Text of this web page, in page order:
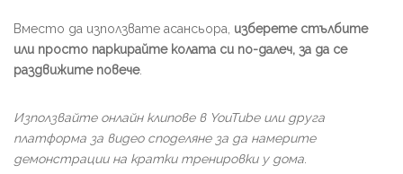
Вместо да използвате асансьора, изберете стълбите
или просто паркирайте колата си по-далеч, за да се
раздвижите повече.
Използвайте онлайн клипове в YouTube или друга
платформа за видео споделяне за да намерите
демонстрации на кратки тренировки у дома